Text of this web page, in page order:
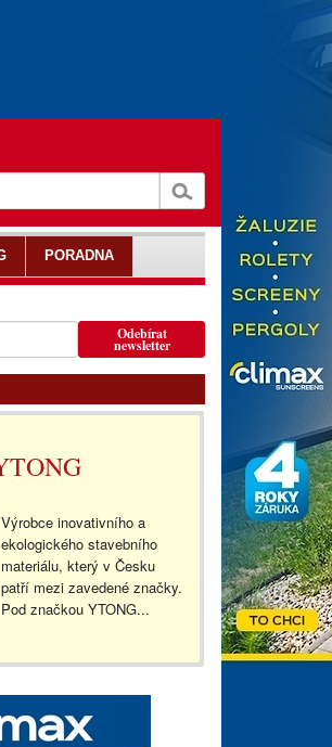
Odebírat
newsletter
Výrobce inovativního a
ekologického stavebního
materiálu, který v Česku
patří mezi zavedené značky.
Pod značkou YTONG...
PORADNA